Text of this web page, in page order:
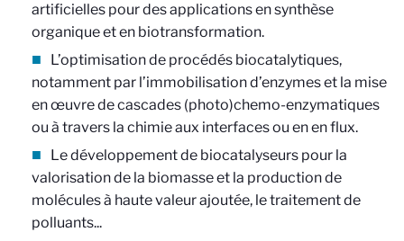
artificielles pour des applications en synthèse
organique et en biotransformation.
L’optimisation de procédés biocatalytiques,
notamment par l’immobilisation d’enzymes et la mise
en œuvre de cascades (photo)chemo-enzymatiques
ou à travers la chimie aux interfaces ou en en flux.
Le développement de biocatalyseurs pour la
valorisation de la biomasse et la production de
molécules à haute valeur ajoutée, le traitement de
polluants...